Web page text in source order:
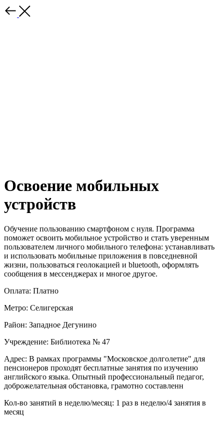
Освоение мобильных
устройств
Обучение пользованию смартфоном с нуля. Программа
поможет освоить мобильное устройство и стать уверенным
пользователем личного мобильного телефона: устанавливать
и использовать мобильные приложения в повседневной
жизни, пользоваться геолокацией и bluetooth, оформлять
сообщения в мессенджерах и многое другое.
Оплата: Платно
Метро: Селигерская
Район: Западное Дегунино
Учреждение: Библиотека № 47
Адрес: В рамках программы "Московское долголетие" для
пенсионеров проходят бесплатные занятия по изучению
английского языка. Опытный профессиональный педагог,
доброжелательная обстановка, грамотно составленн
Кол-во занятий в неделю/месяц: 1 раз в неделю/4 занятия в
месяц